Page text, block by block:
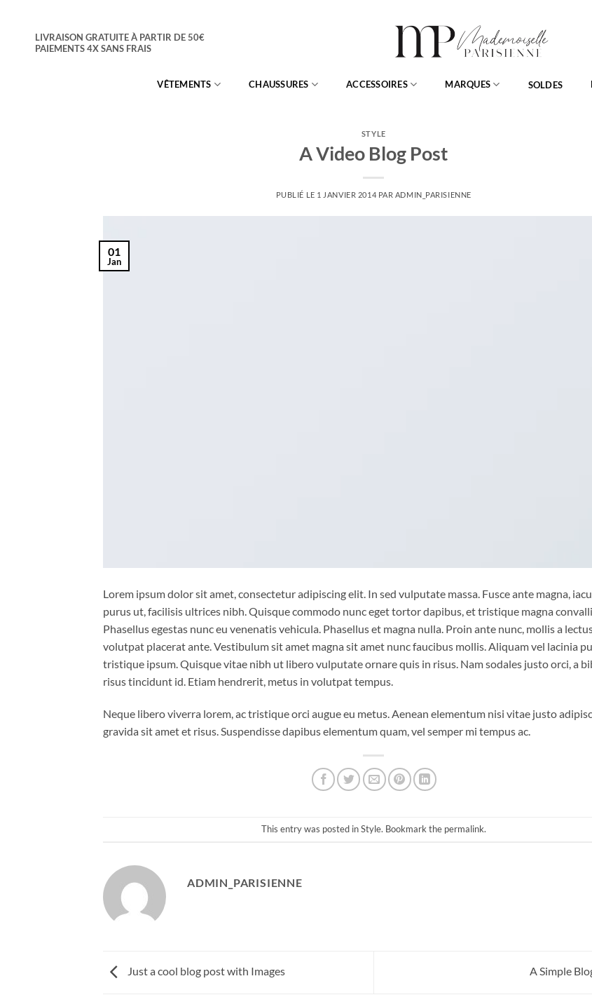
contenuLIVRAISON GRATUITE À PARTIR DE 50€
PAIEMENTS 4X SANS FRAIS
VÊTEMENTS CHAUSSURES ACCESSOIRES MARQUES SOLDES
STYLE
A Video Blog Post
PUBLIÉ LE 1 JANVIER 2014 PAR ADMIN_PARISIENNE
01
Jan
Lorem ipsum dolor sit amet, consectetur adipiscing elit. In sed vulputate massa. Fusce ante magna,
purus ut, facilisis ultrices nibh. Quisque commodo nunc eget tortor dapibus, et tristique magna
Phasellus egestas nunc eu venenatis vehicula. Phasellus et magna nulla. Proin ante nunc, mollis a
volutpat placerat ante. Vestibulum sit amet magna sit amet nunc faucibus mollis. Aliquam vel lacinia
tristique ipsum. Quisque vitae nibh ut libero vulputate ornare quis in risus. Nam sodales justo orci, a
risus tincidunt id. Etiam hendrerit, metus in volutpat tempus.
Neque libero viverra lorem, ac tristique orci augue eu metus. Aenean elementum nisi vitae justo
gravida sit amet et risus. Suspendisse dapibus elementum quam, vel semper mi tempus ac.
This entry was posted inStyle. Bookmark the permalink.
ADMIN_PARISIENNE
Just a cool blog post with Images A Simple